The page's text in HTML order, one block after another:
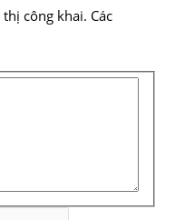
công khai. Các